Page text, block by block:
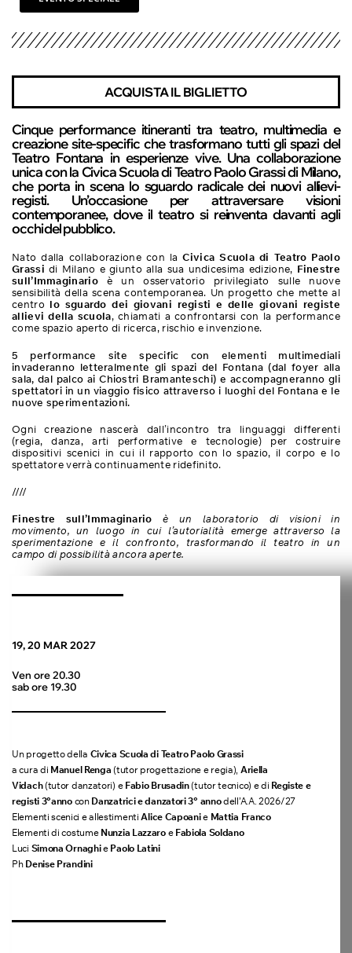
ACQUISTA IL BIGLIETTO
Cinque performance itineranti tra teatro, multimedia e
creazione site-specific che trasformano tutti gli spazi del
Teatro Fontana in esperienze vive. Una collaborazione
unica con la Civica Scuola di Teatro Paolo Grassi di Milano,
che porta in scena lo sguardo radicale dei nuovi allievi-
registi. Un’occasione per attraversare visioni
contemporanee, dove il teatro si reinventa davanti agli
occhi del pubblico.
Nato dalla collaborazione con la Civica Scuola di Teatro Paolo
Grassi di Milano e giunto alla sua undicesima edizione, Finestre
sull’Immaginarioè un osservatorio privilegiato sulle nuove
sensibilità della scena contemporanea. Un progetto che mette al
centro lo sguardo dei giovani registi e delle giovani registe
allievi della scuola, chiamati a confrontarsi con la performance
come spazio aperto di ricerca, rischio e invenzione.
5 performance site specific con elementi multimediali
invaderanno letteralmente gli spazi del Fontana (dal foyer alla
sala, dal palco ai Chiostri Bramanteschi) e accompagneranno gli
spettatori in un viaggio fisico attraverso i luoghi del Fontana e le
nuove sperimentazioni.
Ogni creazione nascerà dall’incontro tra linguaggi differenti
(regia, danza, arti performative e tecnologie) per costruire
dispositivi scenici in cui il rapporto con lo spazio, il corpo e lo
spettatore verrà continuamente ridefinito.
////
Finestre sull’Immaginario è un laboratorio di visioni in
movimento, un luogo in cui l’autorialità emerge attraverso la
sperimentazione e il confronto, trasformando il teatro in un
campo di possibilità ancora aperte.
19, 20 MAR 2027
Ven ore 20.30
sab ore 19.30
Un progetto della Civica Scuola di Teatro Paolo Grassi
a cura di Manuel Renga (tutor progettazione e regia), Ariella
Vidach(tutor danzatori) e Fabio Brusadin(tutor tecnico) e di Registe e
registi 3°anno conDanzatrici e danzatori 3° annodell’A.A. 2026/27
Elementi scenici e allestimentiAlice CapoanieMattia Franco
Elementi di costume Nunzia Lazzaro eFabiola Soldano
Luci Simona OrnaghiePaolo Latini
PhDenise Prandini